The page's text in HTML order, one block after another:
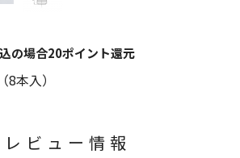
の場合20ポイント還元
8本入）
ビュー情報